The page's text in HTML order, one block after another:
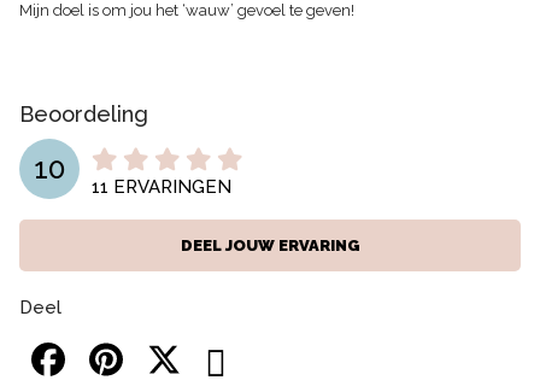
Mijn doel is om jou het ‘wauw’ gevoel te geven!
Beoordeling
10
11 ERVARINGEN
DEEL JOUW ERVARING
Deel